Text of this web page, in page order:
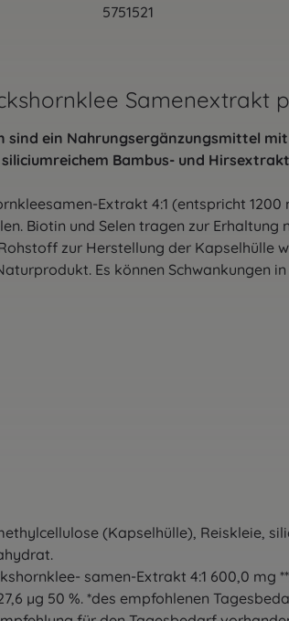
5751521
Samenextrakt
sind ein Nahrungsergänzungsmittel
Bambus- und
Extrakt 4:1 (entspricht
Biotin und Selen tragen zur
zur Herstellung der Kapselhülle
Es können Schwankungen
(Kapselhülle), Reiskleie,
samen-Extrakt 4:1 600,0 mg
µg 50 %. *des empfohlenen